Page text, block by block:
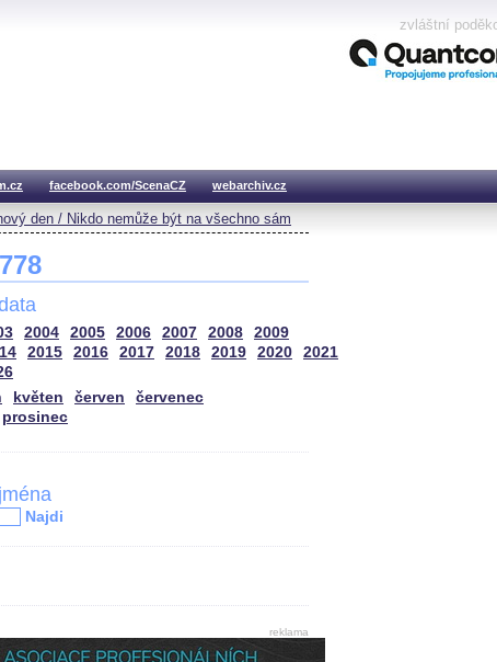
zvláštní
facebook.com/ScenaCZ webarchiv.cz
den / Nikdo nemůže být na všechno sám
2004 2005 2006 2007 2008
2009
2015 2016 2017 2018 2019 2020
2021
květen červen červenec
prosinec
Najdi
reklama